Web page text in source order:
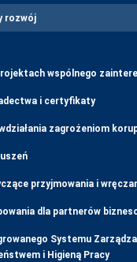
rozwój
wspólnego
i certyfikaty
zagrożeniom
przyjmowania i
dla partnerów
Systemu
i Higieną Pracy